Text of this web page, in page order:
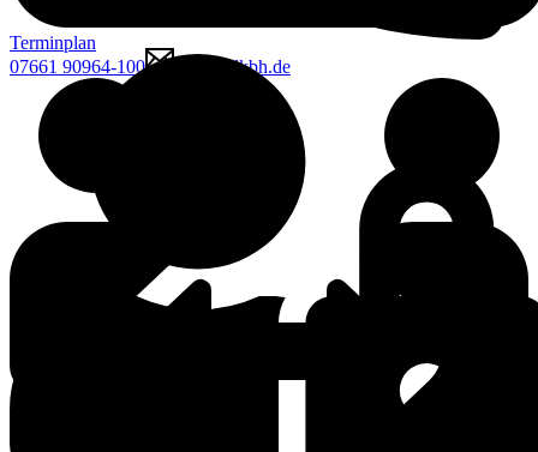
Terminplan
07661 90964-100 mcgk@lkbh.de